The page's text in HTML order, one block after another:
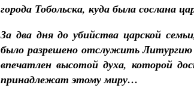
города Тобольска, куда была сослана
За два дня до убийства царской
было разрешено отслужить Литургию
впечатлен высотой духа, которой
принадлежат этому миру…